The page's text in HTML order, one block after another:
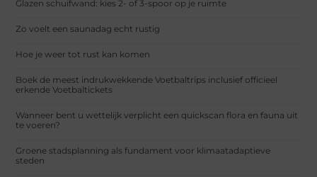
Glazen schuifwand: kies 2- of 3-spoor op je ruimte
Zo voelt een saunadag echt rustig
Hoe je weer tot rust kan komen
Boek de meest indrukwekkende Voetbaltrips inclusief officieel
erkende Voetbaltickets
Wanneer bent u wettelijk verplicht een quickscan flora en fauna uit
te voeren?
Groene stadsplanning als fundament voor klimaatadaptieve
steden